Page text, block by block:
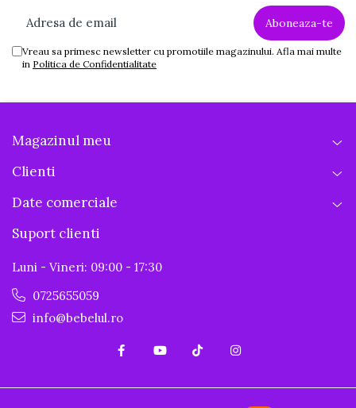
Vreau sa primesc newsletter cu promotiile magazinului. Afla mai multe
in Politica de Confidentialitate
Magazinul meu
Clienti
Date comerciale
Suport clienti
Luni - Vineri: 09:00 - 17:30
0725655059
info@bebelul.ro